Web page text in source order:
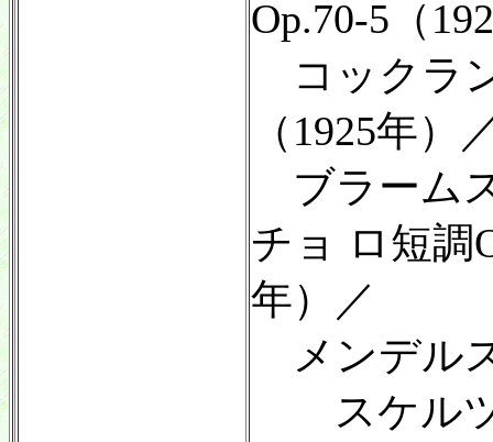
Op.70-5（
コックラ
（1925年）
ブラーム
チョ ロ短調
年）／
メンデル
スケルツ